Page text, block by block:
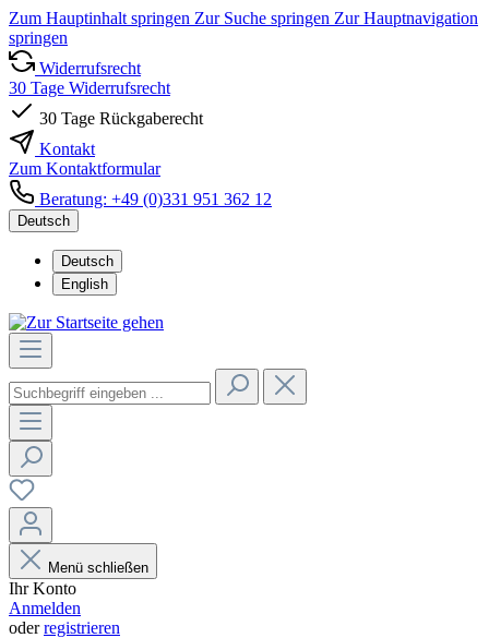
Zum Hauptinhalt springen Zur Suche springen Zur Hauptnavigation
springen
Widerrufsrecht
30 Tage Widerrufsrecht
30 Tage Rückgaberecht
Kontakt
Zum Kontaktformular
Beratung: +49 (0)331 951 362 12
Deutsch
Deutsch
English
Menü schließen
Ihr Konto
Anmelden
oderregistrieren